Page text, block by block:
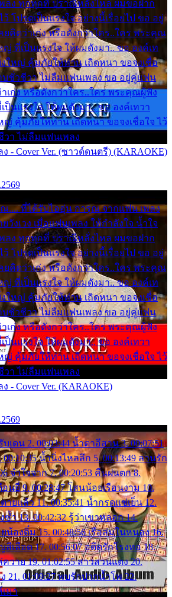
ลง ทุกทุกที่ ปราณีหลั่งไหล ผมขอฝาก
โปรดเป็นแรงใจ อย่างนี้เรื่อยไป ขอ อยู่
ยคิดว่าเก่ง หรือดังกว่าใคร..ใคร พระคุณ
ญ่ ที่เป็นแรงใจ ให้ผมดังมา.. ขอ องค์เท
ใหญ่ คุ้มภัยให้ท่าน เถิดหนา ขอจงเชื่อ
บชั่วชีวา ไม่ลืมแฟนเพลง ขอ อยู่คู่แฟน
าเก่ง หรือดังกว่าใคร..ใคร พระคุณผู้ฟัง
ป็นแรงใจ ให้ผมดังมา.. ขอ องค์เทวา
ญ่ คุ้มภัยให้ท่าน เถิดหนา ขอจงเชื่อใจ ไว้
วา ไม่ลืมแฟนเพลง
- Cover Ver. (ซาวด์ดนตรี) (KARAOKE)
.... ที่ได้รับไออุ่น การุณ จากแฟน เพลง
วังเวง เมื่อแฟนเพลง ให้กำลังใจ น้ำใจ
ลง ทุกทุกที่ ปราณีหลั่งไหล ผมขอฝาก
โปรดเป็นแรงใจ อย่างนี้เรื่อยไป ขอ อยู่
ยคิดว่าเก่ง หรือดังกว่าใคร..ใคร พระคุณ
ญ่ ที่เป็นแรงใจ ให้ผมดังมา.. ขอ องค์เท
ใหญ่ คุ้มภัยให้ท่าน เถิดหนา ขอจงเชื่อ
บชั่วชีวา ไม่ลืมแฟนเพลง ขอ อยู่คู่แฟน
าเก่ง หรือดังกว่าใคร..ใคร พระคุณผู้ฟัง
ป็นแรงใจ ให้ผมดังมา.. ขอ องค์เทวา
ญ่ คุ้มภัยให้ท่าน เถิดหนา ขอจงเชื่อใจ ไว้
วา ไม่ลืมแฟนเพลง
- Cover Ver. (KARAOKE)
บเดน 2. 00:03:44 น้ำตาอีสาน 3. 00:07:51
น้ำนิ่งไหลลึก 5. 00:13:49 ลานรัก
จำใจจาก 7. 00:20:53 คืนฝนตก 8.
อนยี่ 9. 00:28:47 โสนน้อยเรือนงาม 10.
ายแล้ว 11. 00:35:41 น้ำกรดแช่เย็น 12.
ซ้ำ 13. 00:42:32 รู้ว่าเขาหลอก 14.
น้องติ๋ม 15. 00:48:56 เรือล่มในหนอง 16.
สีเลือด 17. 00:56:07 อดีตรักโรงทอ 18.
ควาย 19. 01:02:55 สาวสวนแตง 20.
21. 01:09:27 พบรักปากน้ำโพ 22.
เมา